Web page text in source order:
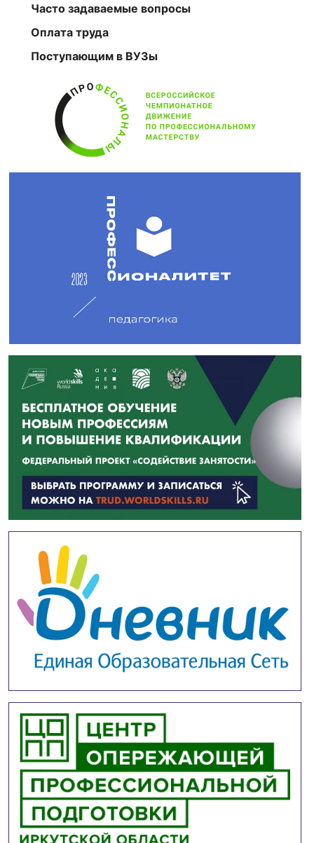
Часто задаваемые вопросы
Оплата труда
Поступающим в ВУЗы